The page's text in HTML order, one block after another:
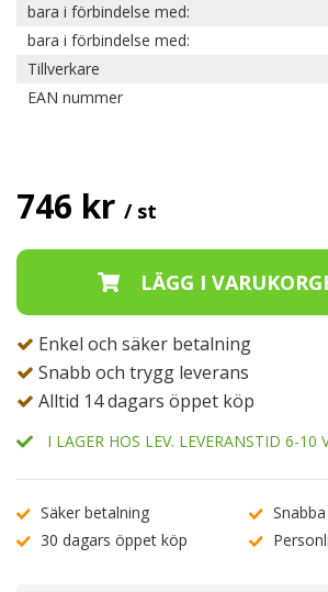
bara i förbindelse med:
bara i förbindelse med:
Tillverkare
EAN nummer
746 kr / st
Enkel och säker betalning
Snabb och trygg leverans
Alltid 14 dagars öppet köp
I LAGER HOS LEV. LEVERANSTID 6-10
Säker betalning
30 dagars öppet köp